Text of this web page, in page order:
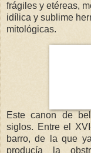
frágiles y etéreas,
idílica y sublime
mitológicas.
Este canon de
siglos. Entre el
barro, de la que
producía la